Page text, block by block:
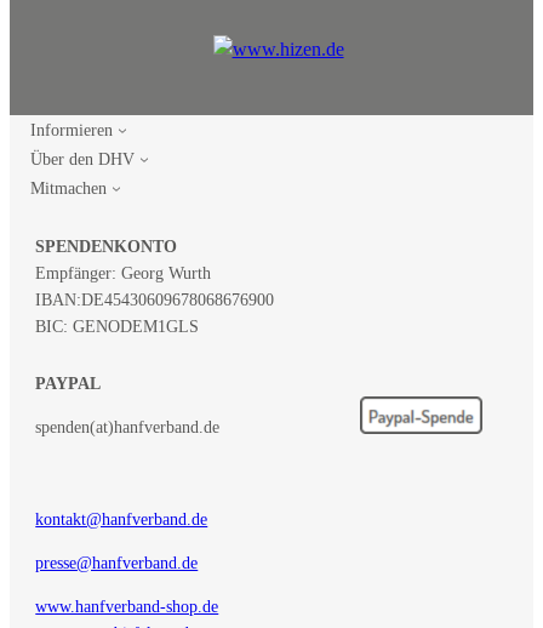
Informieren
Über den DHV
Mitmachen
SPENDENKONTO
Empfänger: Georg Wurth
IBAN:DE45430609678068676900
BIC: GENODEM1GLS
PAYPAL
spenden(at)hanfverband.de
kontakt@hanfverband.de
presse@hanfverband.de
www.hanfverband-shop.de